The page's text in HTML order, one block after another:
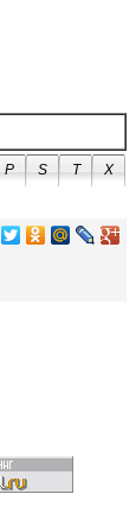
P S T
X